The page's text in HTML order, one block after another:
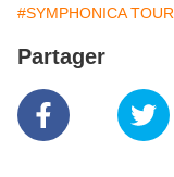
#SYMPHONICA TOUR
Partager